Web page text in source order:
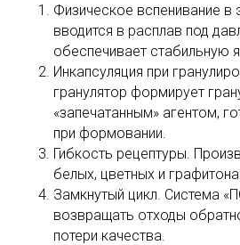
Физическое вспенивание в
вводится в расплав под
обеспечивает стабильную
Инкапсуляция при
гранулятор формирует
«запечатанным» агентом,
при формовании.
Гибкость рецептуры.
белых, цветных и
Замкнутый цикл. Система
возвращать отходы
потери качества.